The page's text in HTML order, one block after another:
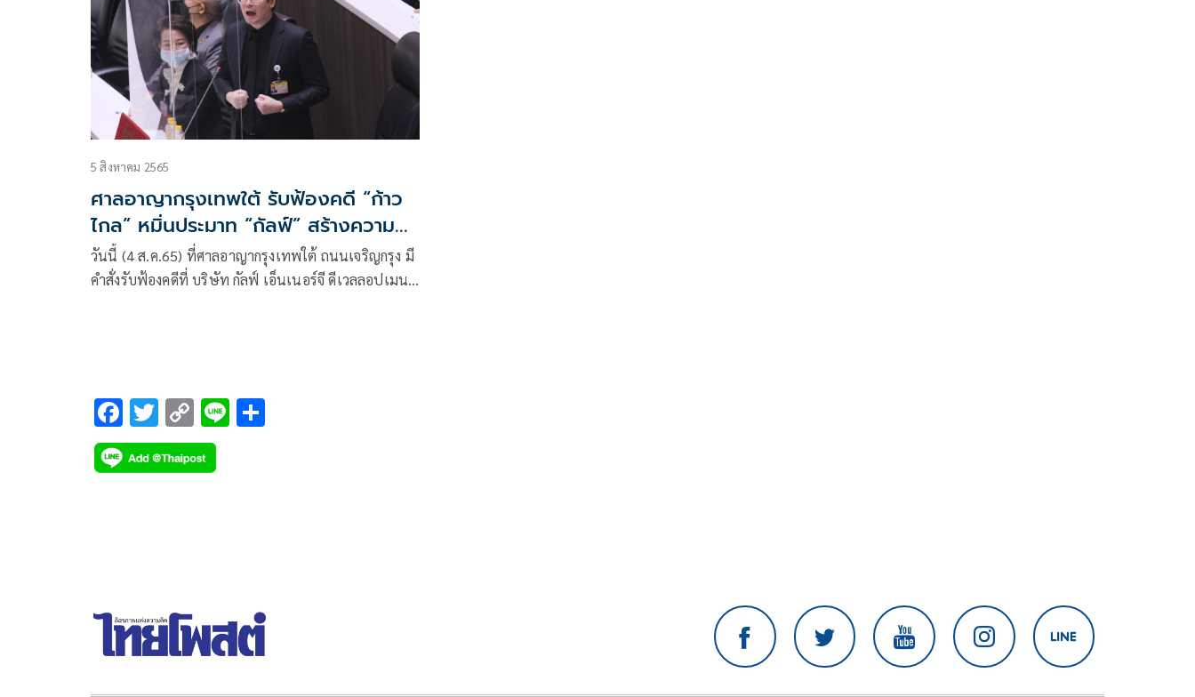
5 สิงหาคม 2565
ศาลอาญากรุงเทพใต้ รับฟ้องคดี “ก้าว
ไกล” หมิ่นประมาท “กัลฟ์” สร้างความ
เสียหายต่อบริษัทฯ
วันนี้ (4 ส.ค.65) ที่ศาลอาญากรุงเทพใต้ ถนนเจริญกรุง มี
คำสั่งรับฟ้องคดีที่ บริษัท กัลฟ์ เอ็นเนอร์จี ดีเวลลอปเมนท์
F
ac
e
T
wi
tt
C
o
p
Li